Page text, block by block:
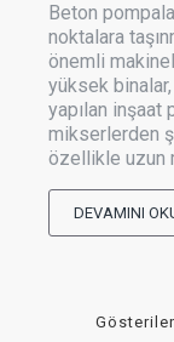
Beton
noktalara
önemli
yüksek
yapılan inşaat
mikserlerden
özellikle uzun
DEVAMINI